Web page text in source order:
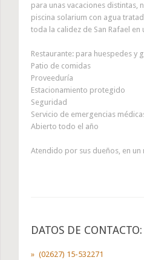
para unas vacaciones distintas,
piscina solarium con agua
toda la calidez de San Rafael en
Restaurante: para huespedes y
Patio de comidas
Proveeduría
Estacionamiento protegido
Seguridad
Servicio de emergencias
Abierto todo el año
Atendido por sus dueños, en
DATOS DE CONTACTO:
(02627) 15-532271